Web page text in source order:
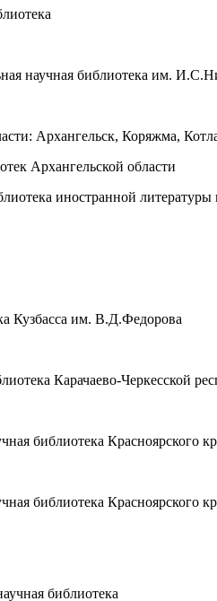
научная библиотека им.
Архангельск, Коряжма,
Архангельской области
иностранной
Кузбасса им. В.Д.Федорова
Карачаево-Черкесской
библиотека Красноярского
библиотека Красноярского
библиотека